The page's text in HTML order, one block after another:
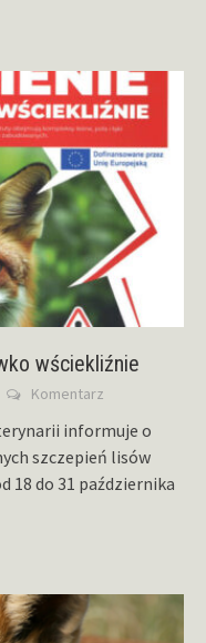
wściekliźnie
Komentarz
informuje o
szczepień lisów
18 do 31 października